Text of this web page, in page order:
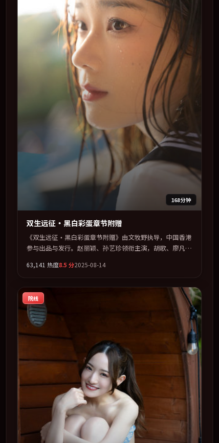
168分钟
双生远征·黑白彩蛋章节附赠
《双生远征·黑白彩蛋章节附赠》由文牧野执导，中国香港
参与出品与发行。赵丽颖、孙艺珍领衔主演，胡歌、廖凡、
间精准摆荡。全片以「爱情」类型为骨架，在叙事、表演与
同步亮相，2025 年度话题片中口碑稳健，适合喜欢强情节
与人物弧光的观众完整观看。
63,141 热度8.5 分2025-08-14
院线